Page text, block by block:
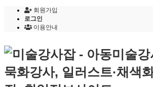
회원가입
로그인
이용안내